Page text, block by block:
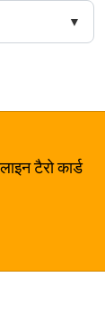
टैरो कार्ड